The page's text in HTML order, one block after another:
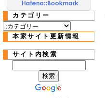
カテゴリー
本家サイト更新情報
サイト内検索